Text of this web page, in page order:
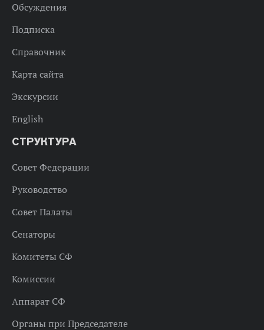
Обсуждения
Подписка
Справочник
Карта сайта
Экскурсии
English
СТРУКТУРА
Совет Федерации
Руководство
Совет Палаты
Сенаторы
Комитеты СФ
Комиссии
Аппарат СФ
Органы при Председателе